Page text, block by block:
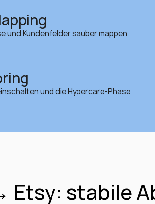
und Kundenfelder sauber mappen
und die Hypercare-Phase
Etsy: stabile